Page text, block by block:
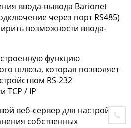
ввода-вывода Barionet
через порт RS485)
возможности ввода-
функцию
шлюза, которая позволяет
RS-232
TCP / IP
веб-сервер для настройки
собственных